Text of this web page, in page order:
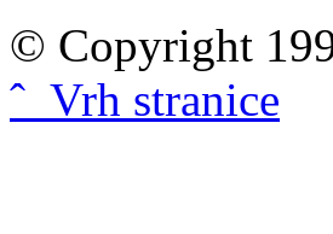
© Copyright
ˆ Vrh stranice